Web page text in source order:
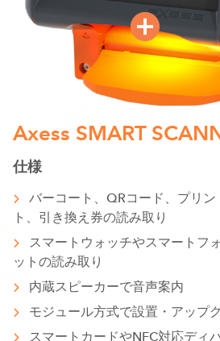
Axess SMART
仕様
バーコート、QRコード、プリン
ト、引き換え券の読み取り
スマートウォッチやスマートフ
ットの読み取り
内蔵スピーカーで音声案内
モジュール方式で設置・アップ
スマートカードやNFC対応ディ